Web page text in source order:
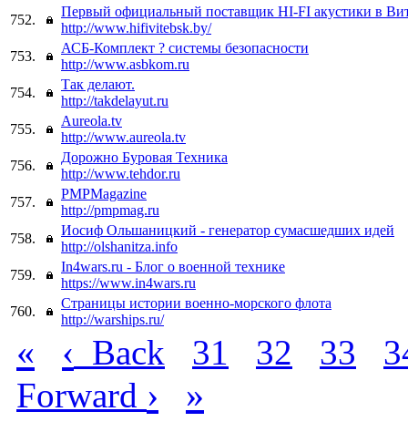
752.
Первый официальный поставщик HI-FI акустики в
http://www.hifivitebsk.by/
753.
АСБ-Комплект ? системы безопасности
http://www.asbkom.ru
754.
Так делают.
http://takdelayut.ru
755.
Aureola.tv
http://www.aureola.tv
756.
Дорожно Буровая Техника
http://www.tehdor.ru
757.
PMPMagazine
http://pmpmag.ru
758.
Иосиф Ольшаницкий - генератор сумасшедших идей
http://olshanitza.info
759.
In4wars.ru - Блог о военной технике
https://www.in4wars.ru
760.
Страницы истории военно-морского флота
http://warships.ru/
« ‹ Back 31 32 33
Forward › »